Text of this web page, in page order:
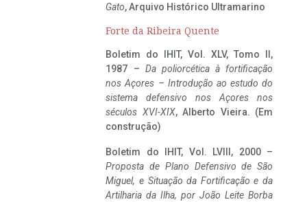
Gato, Arquivo Histórico Ultramarino
Forte da Ribeira Quente
Boletim do IHIT, Vol. XLV, Tomo II,
1987 – Da poliorcética à fortificação
nos Açores – Introdução ao estudo do
sistema defensivo nos Açores nos
séculos XVI-XIX, Alberto Vieira. (Em
construção)
Boletim do IHIT, Vol. LVIII, 2000 –
Proposta de Plano Defensivo de São
Miguel, e Situação da Fortificação e da
Artilharia da Ilha, por João Leite Borba